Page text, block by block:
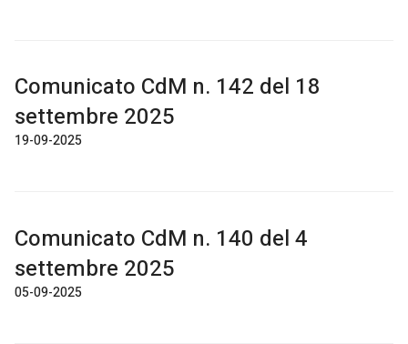
Comunicato CdM n. 142 del 18
settembre 2025
19-09-2025
Comunicato CdM n. 140 del 4
settembre 2025
05-09-2025